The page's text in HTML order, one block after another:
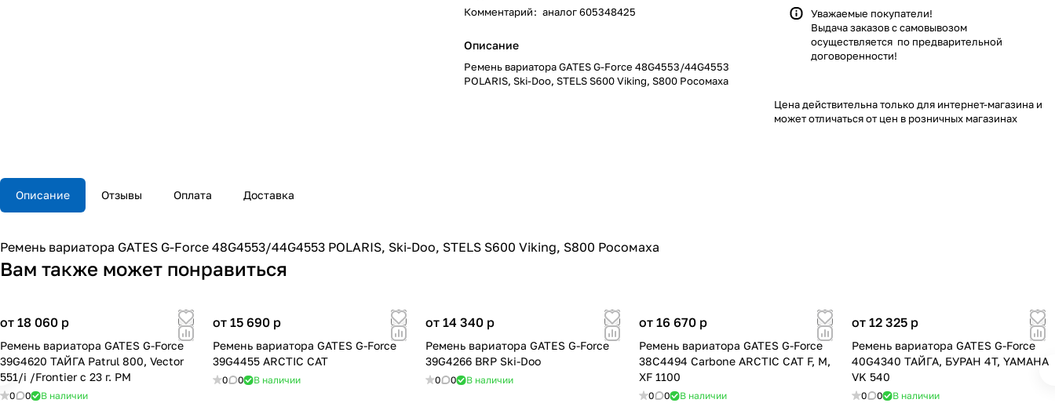
Комментарий: аналог 605348425
Описание
Ремень вариатора GATES G-Force 48G4553/44G4553
POLARIS, Ski-Doo, STELS S600 Viking, S800 Росомаха
Уважаемые покупатели!
Выдача заказов с самовывозом
осуществляется по предварительной
договоренности!
Цена действительна только для интернет-магазина и
может отличаться от цен в розничных магазинах
Описание Отзывы Оплата Доставка
Ремень вариатора GATES G-Force 48G4553/44G4553 POLARIS, Ski-Doo, STELS S600 Viking, S800 Росомаха
Вам также может понравиться
от 18 060 p
Ремень вариатора GATES G-Force
39G4620 ТАЙГА Patrul 800, Vector
551/i /Frontier с 23 г. РМ
0 0 В наличии
от 15 690 p
Ремень вариатора GATES G-Force
39G4455 ARCTIC CAT
0 0 В наличии
от 14 340 p
Ремень вариатора GATES G-Force
39G4266 BRP Ski-Doo
0 0 В наличии
от 16 670 p
Ремень вариатора GATES G-Force
38С4494 Carbone ARCTIC CAT F, M,
XF 1100
0 0 В наличии
от 12 325 p
Ремень вариатора GATES G-Force
40G4340 ТАЙГА, БУРАН 4Т, YAMAHA
VK 540
0 0 В наличии